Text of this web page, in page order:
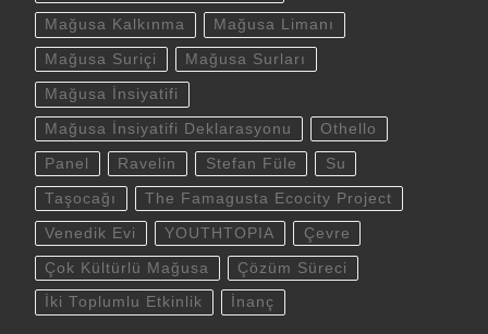
Mağusa Kalkınma Mağusa Limanı
Mağusa Suriçi Mağusa Surları
Mağusa İnsiyatifi
Mağusa İnsiyatifi Deklarasyonu Othello
Panel Ravelin Stefan Füle Su
Taşocağı The Famagusta Ecocity Project
Venedik Evi YOUTHTOPIA Çevre
Çok Kültürlü Mağusa Çözüm Süreci
İki Toplumlu Etkinlik İnanç